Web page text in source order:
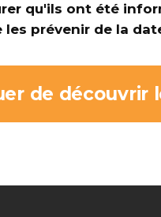
qu'ils ont été
les prévenir de la
de